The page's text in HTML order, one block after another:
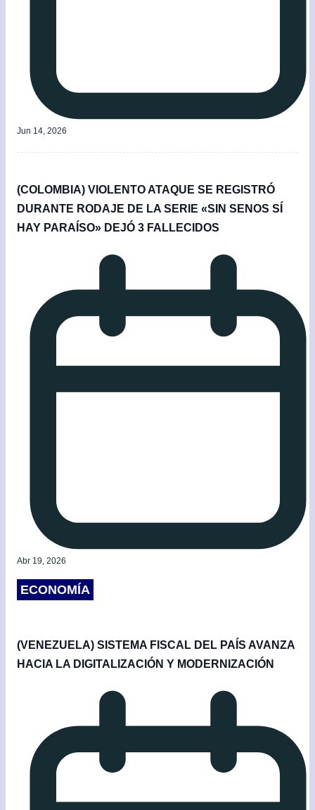
Jun 14, 2026
(COLOMBIA) VIOLENTO ATAQUE SE REGISTRÓ
DURANTE RODAJE DE LA SERIE «SIN SENOS SÍ
HAY PARAÍSO» DEJÓ 3 FALLECIDOS
Abr 19, 2026
ECONOMÍA
(VENEZUELA) SISTEMA FISCAL DEL PAÍS AVANZA
HACIA LA DIGITALIZACIÓN Y MODERNIZACIÓN